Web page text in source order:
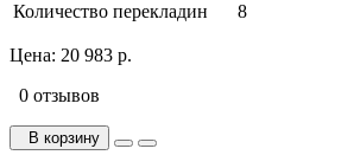
Количество перекладин
8
Цена: 20 983 р.
0 отзывов
В корзину